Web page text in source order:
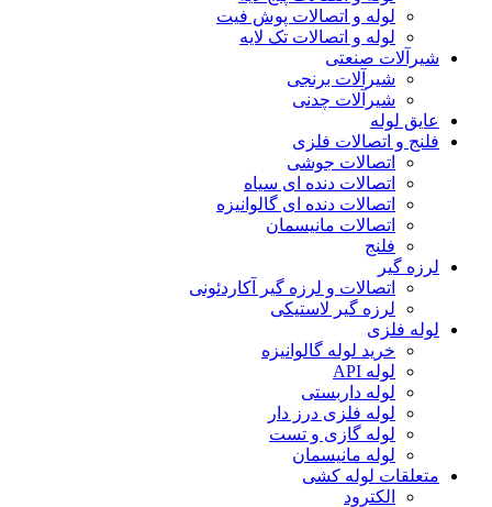
لوله و اتصالات پوش فیت
لوله و اتصالات تک لایه
شیرآلات صنعتی
شیرآلات برنجی
شیرآلات چدنی
عایق لوله
فلنج و اتصالات فلزی
اتصالات جوشی
اتصالات دنده ای سیاه
اتصالات دنده ای گالوانیزه
اتصالات مانیسمان
فلنج
لرزه گیر
اتصالات و لرزه گیر آکاردئونی
لرزه گیر لاستیکی
لوله فلزی
خرید لوله گالوانیزه
لوله API
لوله داربستی
لوله فلزی درز دار
لوله گازی و تست
لوله مانیسمان
متعلقات لوله کشی
الکترود